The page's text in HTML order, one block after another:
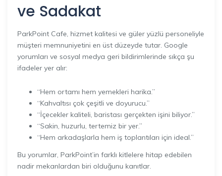
ve Sadakat
ParkPoint Cafe, hizmet kalitesi ve güler yüzlü personeliyle
müşteri memnuniyetini en üst düzeyde tutar. Google
yorumları ve sosyal medya geri bildirimlerinde sıkça şu
ifadeler yer alır:
“Hem ortamı hem yemekleri harika.”
“Kahvaltısı çok çeşitli ve doyurucu.”
“İçecekler kaliteli, baristası gerçekten işini biliyor.”
“Sakin, huzurlu, tertemiz bir yer.”
“Hem arkadaşlarla hem iş toplantıları için ideal.”
Bu yorumlar, ParkPoint’in farklı kitlelere hitap edebilen
nadir mekanlardan biri olduğunu kanıtlar.